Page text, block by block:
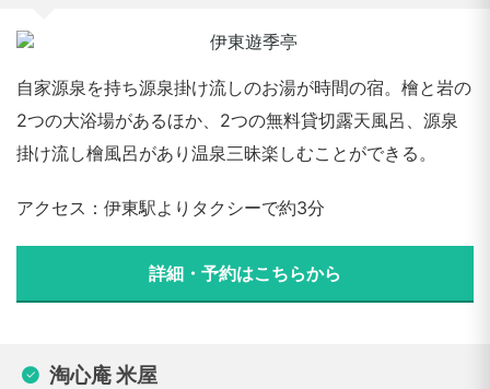
自家源泉を持ち源泉掛け流しのお湯が時間の宿。檜と岩の
2つの大浴場があるほか、2つの無料貸切露天風呂、源泉
掛け流し檜風呂があり温泉三昧楽しむことができる。
アクセス：伊東駅よりタクシーで約3分
詳細・予約はこちらから
淘心庵 米屋